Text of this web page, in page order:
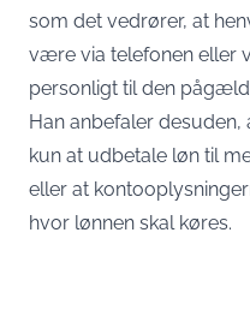
som det vedrører, at
være via telefonen eller
personligt til den
Han anbefaler
kun at udbetale løn til
eller at
hvor lønnen skal køres.